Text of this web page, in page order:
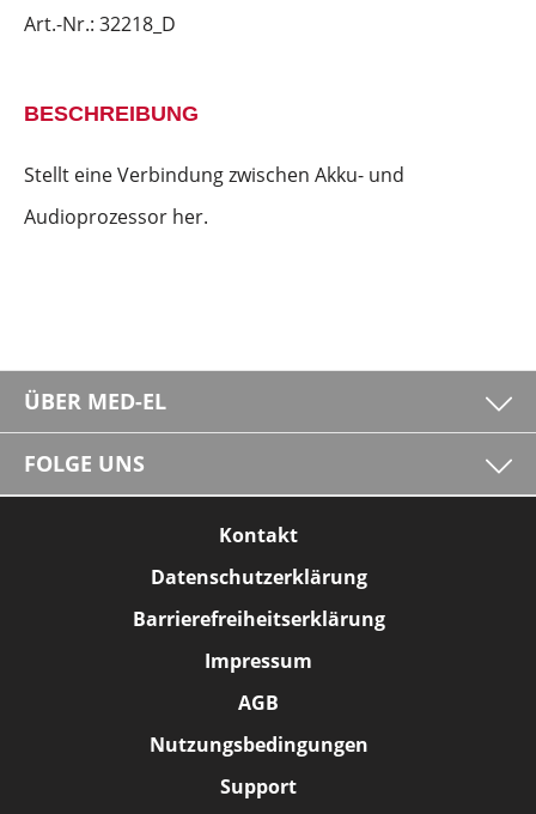
Art.-Nr.: 32218_D
BESCHREIBUNG
Stellt eine Verbindung zwischen Akku- und
Audioprozessor her.
ÜBER MED-EL
FOLGE UNS
Kontakt
Datenschutzerklärung
Barrierefreiheitserklärung
Impressum
AGB
Nutzungsbedingungen
Support